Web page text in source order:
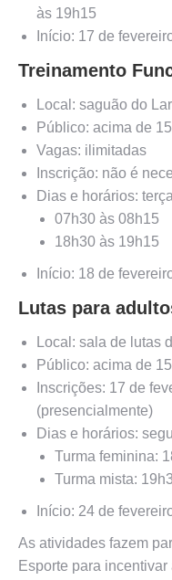
às 19h15
Início: 17 de
Treinamento
Local: saguão do
Público: acima de
Vagas: ilimitadas
Inscrição: não é
Dias e horários:
07h30 às 08h15
18h30 às 19h15
Início: 18 de
Lutas para
Local: sala de lutas
Público: acima de
Inscrições: 17 de
(presencialmente)
Dias e horários:
Turma feminina:
Turma mista:
Início: 24 de
As atividades fazem
Esporte para